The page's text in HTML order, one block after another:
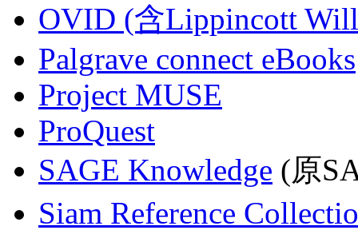
OVID (含Lippincott
Palgrave connect eBooks
Project MUSE
ProQuest
SAGE Knowledge (原
Siam Reference